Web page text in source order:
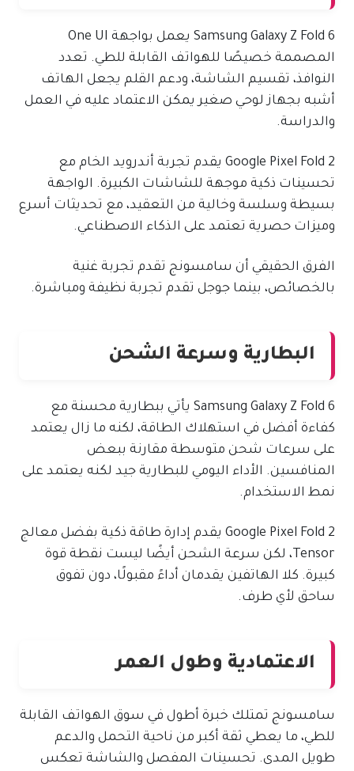
Samsung Galaxy Z Fold 6 يعمل بواجهة One UI
المصممة خصيصًا للهواتف القابلة للطي. تعدد
النوافذ، تقسيم الشاشة، ودعم القلم يجعل الهاتف
أشبه بجهاز لوحي صغير يمكن الاعتماد عليه في العمل
والدراسة.
Google Pixel Fold 2 يقدم تجربة أندرويد الخام مع
تحسينات ذكية موجهة للشاشات الكبيرة. الواجهة
بسيطة وسلسة وخالية من التعقيد، مع تحديثات أسرع
وميزات حصرية تعتمد على الذكاء الاصطناعي.
الفرق الحقيقي أن سامسونج تقدم تجربة غنية
بالخصائص، بينما جوجل تقدم تجربة نظيفة ومباشرة.
البطارية وسرعة الشحن
Samsung Galaxy Z Fold 6 يأتي ببطارية محسنة مع
كفاءة أفضل في استهلاك الطاقة، لكنه ما زال يعتمد
على سرعات شحن متوسطة مقارنة ببعض
المنافسين. الأداء اليومي للبطارية جيد لكنه يعتمد على
نمط الاستخدام.
Google Pixel Fold 2 يقدم إدارة طاقة ذكية بفضل معالج
Tensor، لكن سرعة الشحن أيضًا ليست نقطة قوة
كبيرة. كلا الهاتفين يقدمان أداءً مقبولًا، دون تفوق
ساحق لأي طرف.
الاعتمادية وطول العمر
سامسونج تمتلك خبرة أطول في سوق الهواتف القابلة
للطي، ما يعطي ثقة أكبر من ناحية التحمل والدعم
طويل المدى. تحسينات المفصل والشاشة تعكس